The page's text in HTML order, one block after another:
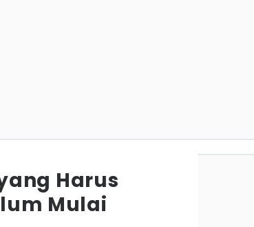
Harus
Mulai